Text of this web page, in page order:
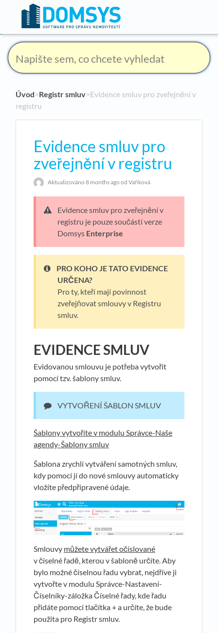
Úvod​>​Registr smluv​>​ Evidence smluv pro zveřejnění v
registru
Evidence smluv pro
zveřejnění v registru
Aktualizováno 8 months ago od Vaňková
Evidence smluv pro zveřejnění v
registru je pouze součástí verze
Domsys Enterprise
PRO KOHO JE TATO EVIDENCE
URČENA?
Pro ty, kteří mají povinnost
zveřejňovat smlouvy v Registru
smluv.
EVIDENCE SMLUV
Evidovanou smlouvu je potřeba vytvořit
pomocí tzv. šablony smluv.
VYTVOŘENÍ ŠABLON SMLUV
Šablony vytvoříte v modulu Správce-Naše
agendy-Šablony smluv
Šablona zrychlí vytváření samotných smluv,
kdy pomocí jí do nové smlouvy automaticky
vložíte předpřipravené údaje.
Smlouvy můžete vytvářet očíslované
v číselné řadě, kterou v šabloně určíte. Aby
bylo možné číselnou řadu vybrat, nejdříve ji
vytvořte v modulu Správce-Nastavení-
Číselníky-záložka Číselné řady, kde řadu
přidáte pomocí tlačítka + a určíte, že bude
použita pro Registr smluv.